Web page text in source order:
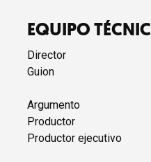
EQUIPO
Director
Guion
Argumento
Productor
Productor ejecutivo